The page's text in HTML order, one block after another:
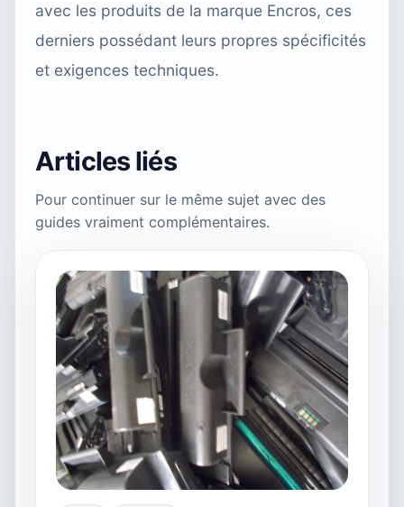
avec les produits de la marque Encros, ces
derniers possédant leurs propres spécificités
et exigences techniques.
Articles liés
Pour continuer sur le même sujet avec des
guides vraiment complémentaires.